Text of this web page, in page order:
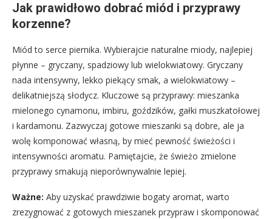
Jak prawidłowo dobrać miód i przyprawy
korzenne?
Miód to serce piernika. Wybierajcie naturalne miody, najlepiej
płynne – gryczany, spadziowy lub wielokwiatowy. Gryczany
nada intensywny, lekko piekący smak, a wielokwiatowy –
delikatniejszą słodycz. Kluczowe są przyprawy: mieszanka
mielonego cynamonu, imbiru, goździków, gałki muszkatołowej
i kardamonu. Zazwyczaj gotowe mieszanki są dobre, ale ja
wolę komponować własną, by mieć pewność świeżości i
intensywności aromatu. Pamiętajcie, że świeżo zmielone
przyprawy smakują nieporównywalnie lepiej.
Ważne: Aby uzyskać prawdziwie bogaty aromat, warto
zrezygnować z gotowych mieszanek przypraw i skomponować